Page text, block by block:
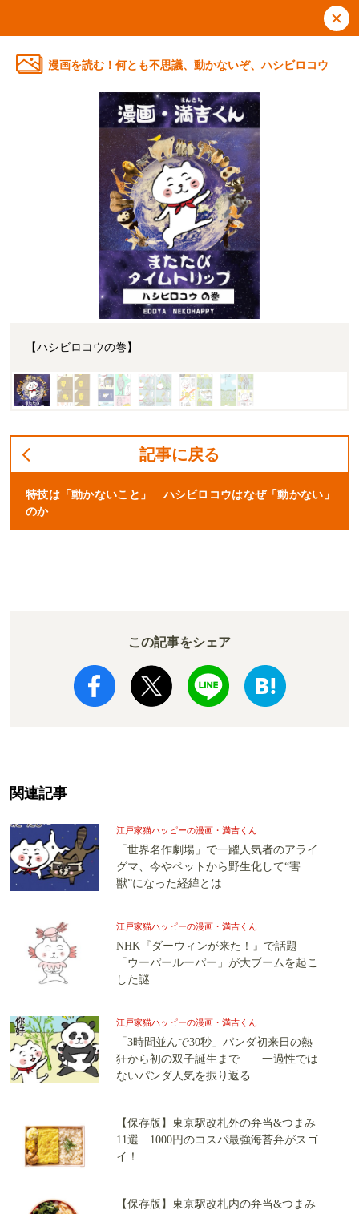
漫画を読む！何とも不思議、動かないぞ、ハシビロコウ
【ハシビロコウの巻】
記事に戻る
特技は「動かないこと」 ハシビロコウはなぜ「動かない」
のか
この記事をシェア
関連記事
江戸家猫ハッピーの漫画・満吉くん
「世界名作劇場」で一躍人気者のアライ
グマ、今やペットから野生化して“害
獣”になった経緯とは
江戸家猫ハッピーの漫画・満吉くん
NHK『ダーウィンが来た！』で話題
「ウーパールーパー」が大ブームを起こ
した謎
江戸家猫ハッピーの漫画・満吉くん
「3時間並んで30秒」パンダ初来日の熱
狂から初の双子誕生まで 一過性では
ないパンダ人気を振り返る
【保存版】東京駅改札外の弁当&つまみ
11選 1000円のコスパ最強海苔弁がスゴ
イ！
【保存版】東京駅改札内の弁当&つまみ